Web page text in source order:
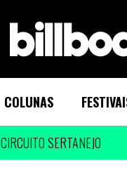
COLUNAS
CIRCUITO SERTANEJO